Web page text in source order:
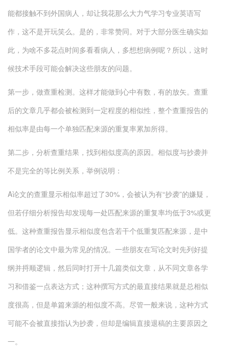
能都接触不到外国病人，却让我花那么大力气学习专业英语写
作，这不是开玩笑么。是的，非常赞同。对于大部分医生确实如
此，为啥不多花点时间多看看病人，多想想病例呢？所以，这时
候技术手段可能会解决这些朋友的问题。
第一步，做查重检测。这样才能做到心中有数，有的放矢。查重
后的文章几乎都会被检测到一定程度的相似性，整个查重报告的
相似率是由每一个单独匹配来源的重复率累加所得。
第二步，分析查重结果，找到相似度高的原因。相似度与抄袭并
不是完全的等比例关系，举例说明：
A论文的查重显示相似率超过了30%，会被认为有“抄袭”的嫌疑，
但若仔细分析报告却发现每一处匹配来源的重复率均低于3%或更
低。这种查重报告显示相似度包含若干个低重复匹配来源，是中
国学者的论文中最为常见的情况。一些朋友在写论文时先列好提
纲并捋顺逻辑，然后同时打开十几篇类似文章，从不同文章各学
习和借鉴一点表达方式；这种撰写方式的最直接结果就是总相似
度很高，但是单篇来源的相似度不高。尽管一般来说，这种方式
可能不会被直接指认为抄袭，但却是编辑直接退稿的主要原因之
一。